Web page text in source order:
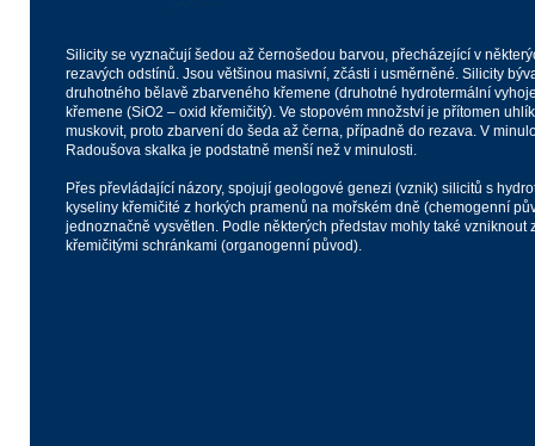
Silicity se vyznačují šedou až černošedou barvou, přecházející v
rezavých odstínů. Jsou většinou masivní, zčásti i usměrněné. Silicity
druhotného bělavě zbarveného křemene (druhotné hydrotermální
křemene (SiO2 – oxid křemičitý). Ve stopovém množství je přítomen
muskovit, proto zbarvení do šeda až černa, případně do rezava. V
Radoušova skalka je podstatně menší než v minulosti.
Přes převládající názory, spojují geologové genezi (vznik) silicitů s
kyseliny křemičité z horkých pramenů na mořském dně (chemogenní
jednoznačně vysvětlen. Podle některých představ mohly také vzniknout
křemičitými schránkami (organogenní původ).